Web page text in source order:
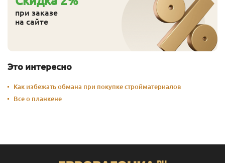
при заказе
на сайте
Это интересно
Как избежать обмана при покупке стройматериалов
Все о планкене